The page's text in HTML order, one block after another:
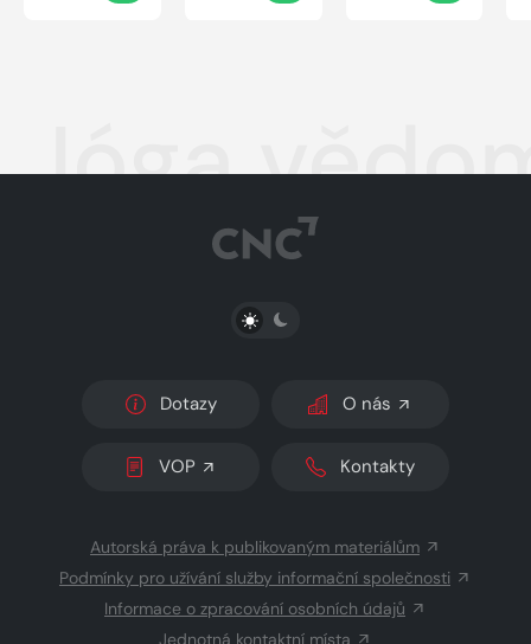
Jóga
PŘEPNOUT SVĚTLÝ/TMAVÝ REŽIM
Dotazy O nás
VOP Kontakty
Autorská práva k publikovaným materiálům
Podmínky pro užívání služby informační společnosti
Informace o zpracování osobních údajů
Jednotná kontaktní místa